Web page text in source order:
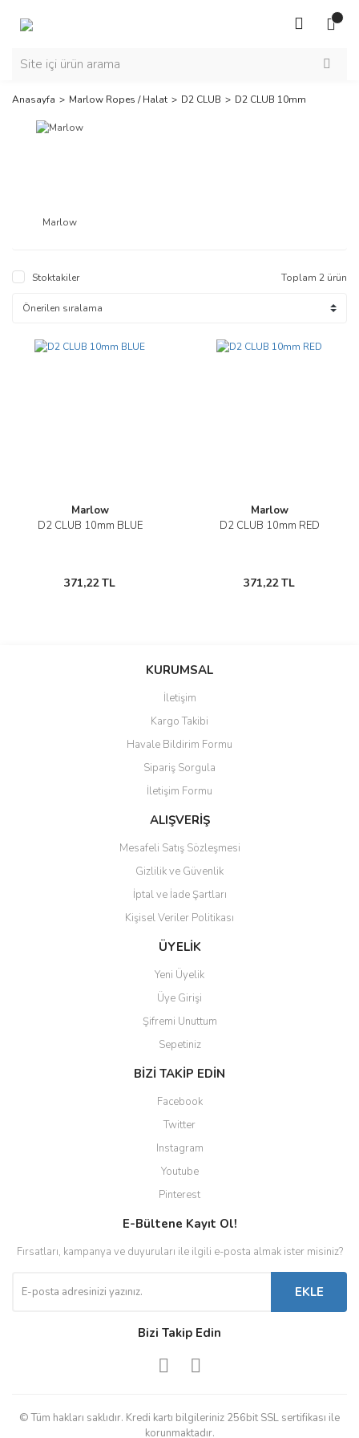
Anasayfa Marlow Ropes / Halat D2 CLUB D2 CLUB 10mm
Marlow
Stoktakiler Toplam 2 ürün
Marlow
D2 CLUB 10mm BLUE
371,22 TL
Marlow
D2 CLUB 10mm RED
371,22 TL
KURUMSAL
İletişim
Kargo Takibi
Havale Bildirim Formu
Sipariş Sorgula
İletişim Formu
ALIŞVERİŞ
Mesafeli Satış Sözleşmesi
Gizlilik ve Güvenlik
İptal ve İade Şartları
Kişisel Veriler Politikası
ÜYELİK
Yeni Üyelik
Üye Girişi
Şifremi Unuttum
Sepetiniz
BİZİ TAKİP EDİN
Facebook
Twitter
Instagram
Youtube
Pinterest
E-Bültene Kayıt Ol!
Fırsatları, kampanya ve duyuruları ile ilgili e-posta almak ister misiniz?
EKLE
Bizi Takip Edin
© Tüm hakları saklıdır. Kredi kartı bilgileriniz 256bit SSL sertifikası ile
korunmaktadır.